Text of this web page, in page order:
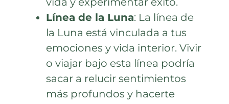
Línea de la Luna: La línea de
la Luna está vinculada a tus
emociones y vida interior. Vivir
o viajar bajo esta línea podría
sacar a relucir sentimientos
más profundos y hacerte